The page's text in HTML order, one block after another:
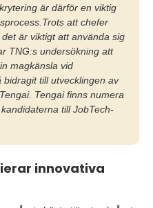
är därför en viktig
att chefer
är viktigt att använda sig
TNG:s undersökning att
magkänsla vid
till utvecklingen av
Tengai finns numera
till JobTech-
innovativa